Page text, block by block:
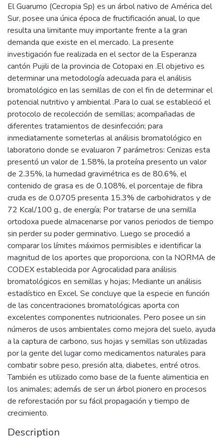
El Guarumo (Cecropia Sp) es un árbol nativo de América del
Sur, posee una única época de fructificación anual, lo que
resulta una limitante muy importante frente a la gran
demanda que existe en el mercado. La presente
investigación fue realizada en el sector de la Esperanza
cantón Pujili de la provincia de Cotopaxi en .El objetivo es
determinar una metodología adecuada para el análisis
bromatológico en las semillas de con el fin de determinar el
potencial nutritivo y ambiental .Para lo cual se estableció el
protocolo de recolección de semillas; acompañadas de
diferentes tratamientos de desinfección; para
inmediatamente someterlas al análisis bromatológico en
laboratorio donde se evaluaron 7 parámetros: Cenizas esta
presentó un valor de 1.58%, la proteína presento un valor
de 2.35%, la humedad gravimétrica es de 80.6%, el
contenido de grasa es de 0.108%, el porcentaje de fibra
cruda es de 0.0705 presenta 15.3% de carbohidratos y de
72 Kcal/100 g., de energía; Por tratarse de una semilla
ortodoxa puede almacenarse por varios periodos de tiempo
sin perder su poder germinativo. Luego se procedió a
comparar los límites máximos permisibles e identificar la
magnitud de los aportes que proporciona, con la NORMA de
CODEX establecida por Agrocalidad para análisis
bromatológicos en semillas y hojas; Mediante un análisis
estadístico en Excel. Se concluye que la especie en función
de las concentraciones bromatológicas aporta con
excelentes componentes nutricionales. Pero posee un sin
números de usos ambientales como mejora del suelo, ayuda
a la captura de carbono, sus hojas y semillas son utilizadas
por la gente del lugar como medicamentos naturales para
combatir sobre peso, presión alta, diabetes, entré otros.
También es utilizado como base de la fuente alimenticia en
los animales; además de ser un árbol pionero en procesos
de reforestación por su fácil propagación y tiempo de
crecimiento.
Description